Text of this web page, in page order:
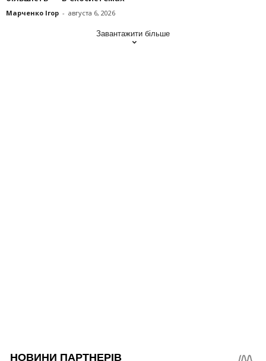
Марченко Ігор - августа 6, 2026
Завантажити більше